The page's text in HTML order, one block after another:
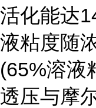
活化能达
液粘度随
(65%溶液
透压与摩